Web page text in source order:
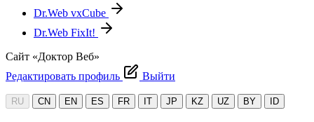
Dr.Web vxCube
Dr.Web FixIt!
Сайт «Доктор Веб»
Редактировать профиль
Выйти
RU CN EN ES FR IT JP KZ UZ BY ID